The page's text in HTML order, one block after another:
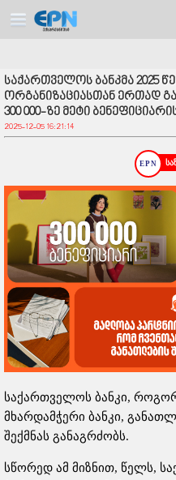
საქართველოს ბანკმა 2025
ორგანიზაციასთან ერთად
300 000-ზე მეტი
2025-12-05 16:21:14
საქართველოს ბანკი,
მხარდამჭერი ბანკი,
შექმნას განაგრძობს.
სწორედ ამ მიზნით, წელს,